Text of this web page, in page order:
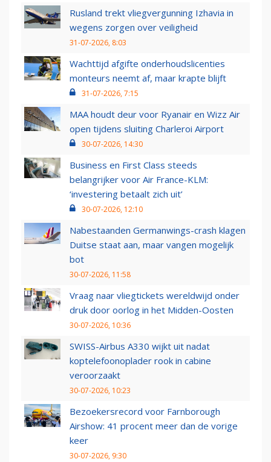
Rusland trekt vliegvergunning Izhavia in
wegens zorgen over veiligheid
31-07-2026, 8:03
Wachttijd afgifte onderhoudslicenties
monteurs neemt af, maar krapte blijft
31-07-2026, 7:15
MAA houdt deur voor Ryanair en Wizz Air
open tijdens sluiting Charleroi Airport
30-07-2026, 14:30
Business en First Class steeds
belangrijker voor Air France-KLM:
‘investering betaalt zich uit’
30-07-2026, 12:10
Nabestaanden Germanwings-crash klagen
Duitse staat aan, maar vangen mogelijk
bot
30-07-2026, 11:58
Vraag naar vliegtickets wereldwijd onder
druk door oorlog in het Midden-Oosten
30-07-2026, 10:36
SWISS-Airbus A330 wijkt uit nadat
koptelefoonoplader rook in cabine
veroorzaakt
30-07-2026, 10:23
Bezoekersrecord voor Farnborough
Airshow: 41 procent meer dan de vorige
keer
30-07-2026, 9:30